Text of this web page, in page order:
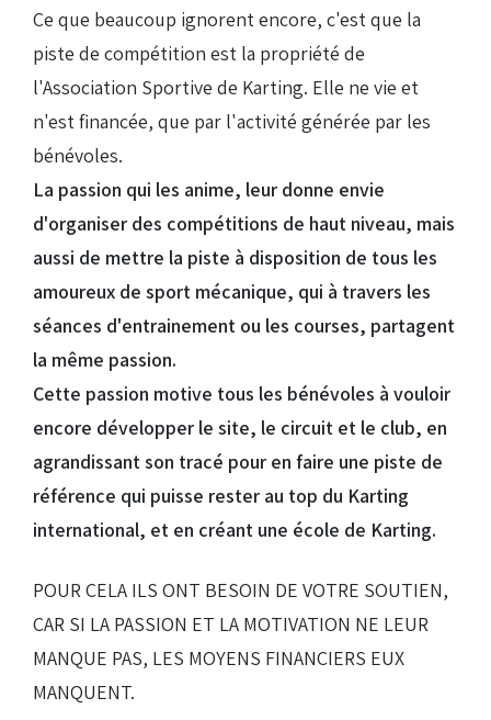
Ce que beaucoup ignorent encore, c'est que la
piste de compétition est la propriété de
l'Association Sportive de Karting. Elle ne vie et
n'est financée, que par l'activité générée par les
bénévoles.
La passion qui les anime, leur donne envie
d'organiser des compétitions de haut niveau, mais
aussi de mettre la piste à disposition de tous les
amoureux de sport mécanique, qui à travers les
séances d'entrainement ou les courses, partagent
la même passion.
Cette passion motive tous les bénévoles à vouloir
encore développer le site, le circuit et le club, en
agrandissant son tracé pour en faire une piste de
référence qui puisse rester au top du Karting
international, et en créant une école de Karting.
POUR CELA ILS ONT BESOIN DE VOTRE SOUTIEN,
CAR SI LA PASSION ET LA MOTIVATION NE LEUR
MANQUE PAS, LES MOYENS FINANCIERS EUX
MANQUENT.